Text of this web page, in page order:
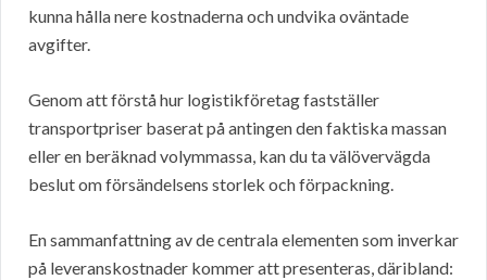
kunna hålla nere kostnaderna och undvika oväntade
avgifter.
Genom att förstå hur logistikföretag fastställer
transportpriser baserat på antingen den faktiska massan
eller en beräknad volymmassa, kan du ta välövervägda
beslut om försändelsens storlek och förpackning.
En sammanfattning av de centrala elementen som inverkar
på leveranskostnader kommer att presenteras, däribland: